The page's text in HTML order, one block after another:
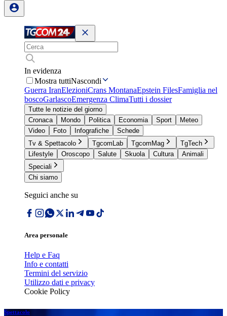
In evidenza
Mostra tuttiNascondi
Guerra IranElezioniCrans MontanaEpstein FilesFamiglia nel
boscoGarlascoEmergenza ClimaTutti i dossier
Tutte le notizie del giorno
Cronaca
Mondo Politica Economia Sport
Meteo
Video
Foto Infografiche
Schede
Tv & Spettacolo
TgcomLab TgcomMag
TgTech
Lifestyle
Oroscopo Salute Skuola Cultura
Animali
Speciali
Chi siamo
Seguici anche su
Area personale
Help e Faq
Info e contatti
Termini del servizio
Utilizzo dati e privacy
Cookie Policy
Spettacolo